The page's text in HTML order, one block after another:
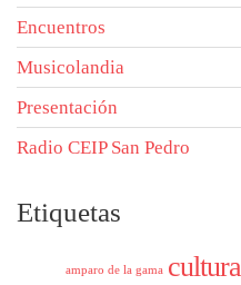
Encuentros
Musicolandia
Presentación
Radio CEIP San Pedro
Etiquetas
amparo de la gama cultura